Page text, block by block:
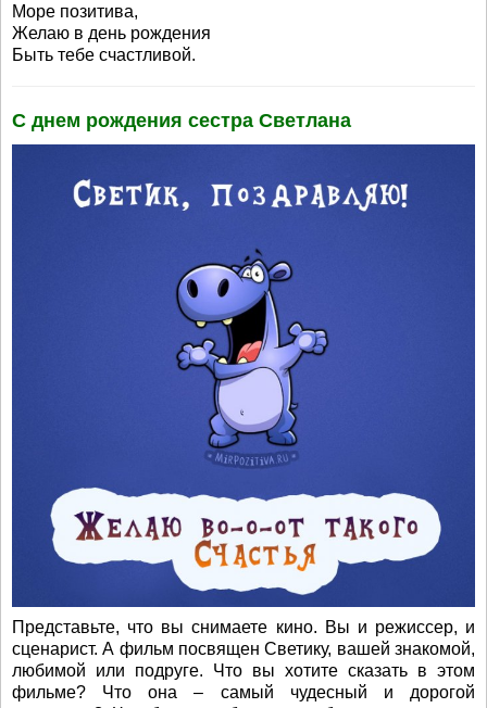
Море позитива,
Желаю в день рождения
Быть тебе счастливой.
С днем рождения сестра Светлана
Представьте, что вы снимаете кино. Вы и режиссер, и
сценарист. А фильм посвящен Светику, вашей знакомой,
любимой или подруге. Что вы хотите сказать в этом
фильме? Что она – самый чудесный и дорогой